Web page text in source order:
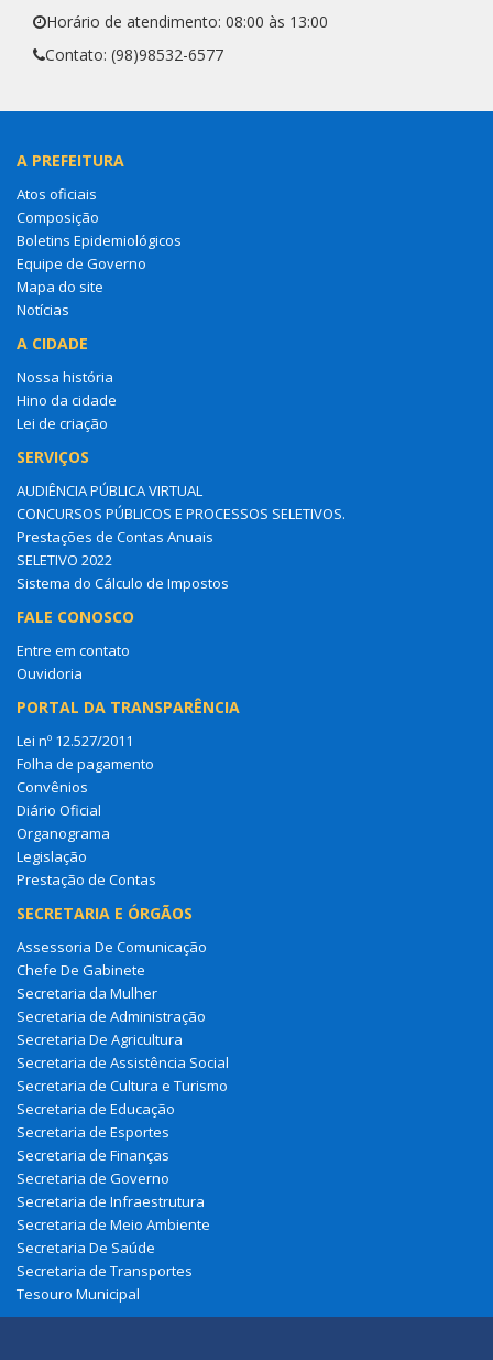
Horário de atendimento: 08:00 às 13:00
Contato: (98)98532-6577
A PREFEITURA
Atos oficiais
Composição
Boletins Epidemiológicos
Equipe de Governo
Mapa do site
Notícias
A CIDADE
Nossa história
Hino da cidade
Lei de criação
SERVIÇOS
AUDIÊNCIA PÚBLICA VIRTUAL
CONCURSOS PÚBLICOS E PROCESSOS SELETIVOS.
Prestações de Contas Anuais
SELETIVO 2022
Sistema do Cálculo de Impostos
FALE CONOSCO
Entre em contato
Ouvidoria
PORTAL DA TRANSPARÊNCIA
Lei nº 12.527/2011
Folha de pagamento
Convênios
Diário Oficial
Organograma
Legislação
Prestação de Contas
SECRETARIA E ÓRGÃOS
Assessoria De Comunicação
Chefe De Gabinete
Secretaria da Mulher
Secretaria de Administração
Secretaria De Agricultura
Secretaria de Assistência Social
Secretaria de Cultura e Turismo
Secretaria de Educação
Secretaria de Esportes
Secretaria de Finanças
Secretaria de Governo
Secretaria de Infraestrutura
Secretaria de Meio Ambiente
Secretaria De Saúde
Secretaria de Transportes
Tesouro Municipal